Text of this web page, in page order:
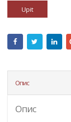
Upit
Опис
Опис